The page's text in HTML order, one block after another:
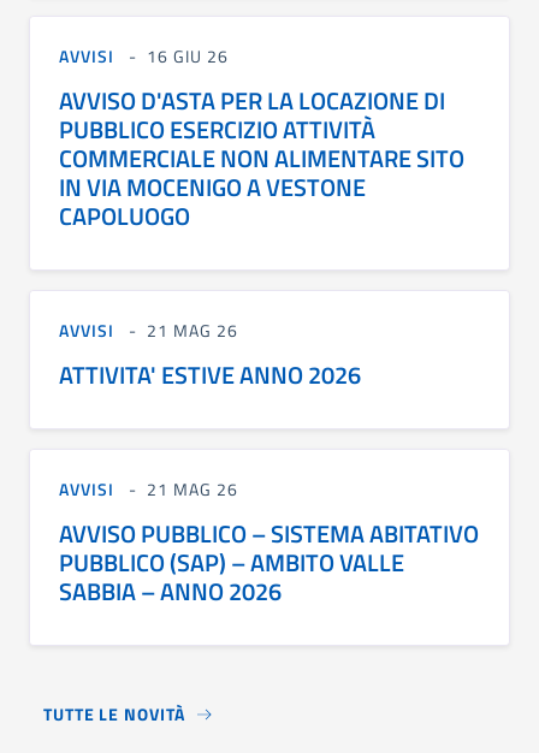
AVVISI 16 GIU 26
AVVISO D'ASTA PER LA LOCAZIONE DI
PUBBLICO ESERCIZIO ATTIVITÀ
COMMERCIALE NON ALIMENTARE SITO
IN VIA MOCENIGO A VESTONE
CAPOLUOGO
AVVISI 21 MAG 26
ATTIVITA' ESTIVE ANNO 2026
AVVISI 21 MAG 26
AVVISO PUBBLICO – SISTEMA ABITATIVO
PUBBLICO (SAP) – AMBITO VALLE
SABBIA – ANNO 2026
TUTTE LE NOVITÀ